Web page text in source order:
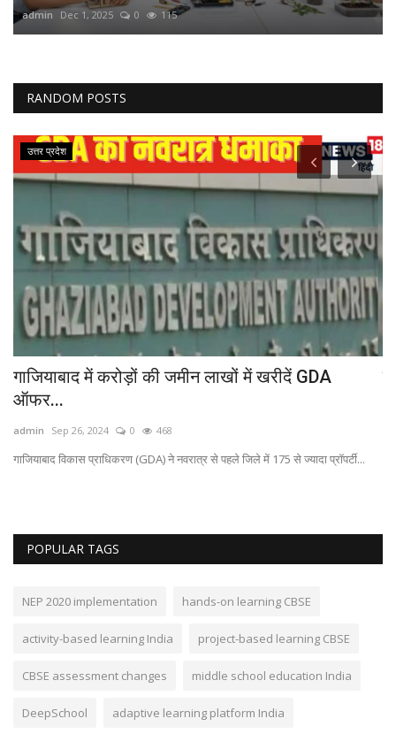
admin Dec 1, 2025 0 115
RANDOM POSTS
उत्तर प्रदेश
गाजियाबाद में करोड़ों की जमीन लाखों में खरीदें GDA
ऑफर...
admin Sep 26, 2024 0 468
गाजियाबाद विकास प्राधिकरण (GDA) ने नवरात्र से पहले जिले में 175 से ज्यादा प्रॉपर्टी...
POPULAR TAGS
NEP 2020 implementation hands-on learning CBSE
activity-based learning India project-based learning CBSE
CBSE assessment changes middle school education India
DeepSchool adaptive learning platform India